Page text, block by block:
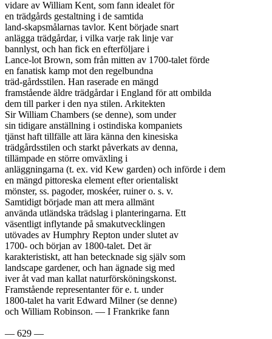
vidare av William Kent, som fann idealet för
en trädgårds gestaltning i de samtida
land-skapsmålarnas tavlor. Kent började snart
anlägga trädgårdar, i vilka varje rak linje var
bannlyst, och han fick en efterföljare i
Lance-lot Brown, som från mitten av 1700-talet förde
en fanatisk kamp mot den regelbundna
träd-gårdsstilen. Han raserade en mängd
framstående äldre trädgårdar i England för att ombilda
dem till parker i den nya stilen. Arkitekten
Sir William Chambers (se denne), som under
sin tidigare anställning i ostindiska kompaniets
tjänst haft tillfälle att lära känna den kinesiska
trädgårdsstilen och starkt påverkats av denna,
tillämpade en större omväxling i
anläggningarna (t. ex. vid Kew garden) och införde i dem
en mängd pittoreska element efter orientaliskt
mönster, ss. pagoder, moskéer, ruiner o. s. v.
Samtidigt började man att mera allmänt
använda utländska trädslag i planteringarna. Ett
väsentligt inflytande på smakutvecklingen
utövades av Humphry Repton under slutet av
1700- och början av 1800-talet. Det är
karakteristiskt, att han betecknade sig själv som
landscape gardener, och han ägnade sig med
iver åt vad man kallat naturförsköningskonst.
Framstående representanter för e. t. under
1800-talet ha varit Edward Milner (se denne)
och William Robinson. — I Frankrike fann
— 629 —